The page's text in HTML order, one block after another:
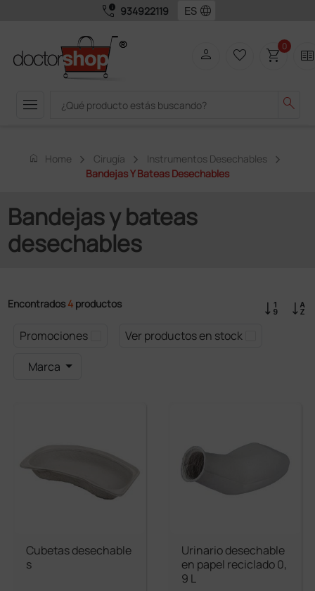
call_quality 934922119 language
menu search
person favorite_border shopping_cart0 two_pager
home Home Cirugía
Instrumentos Desechables
Bandejas Y Bateas Desechables
Bandejas y bateas
desechables
Encontrados 4 productos
Promociones
Ver productos en stock
Marca
Cubetas desechable
s
Urinario desechable
en papel reciclado 0,
9 L